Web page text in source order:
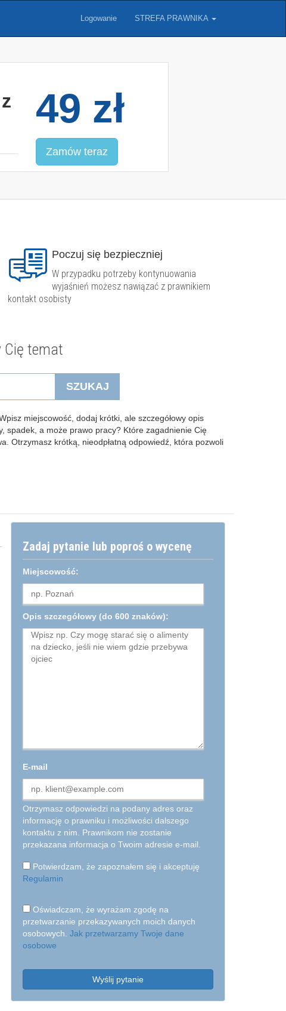
Logowanie STREFA PRAWNIKA
49 zł
Zamów teraz
Poczuj się bezpieczniej
W przypadku potrzeby kontynuowania
wyjaśnień możesz nawiązać z prawnikiem
kontakt osobisty
Cię temat
SZUKAJ
miejscowość, dodaj krótki, ale szczegółowy opis
spadek, a może prawo pracy? Które zagadnienie Cię
Otrzymasz krótką, nieodpłatną odpowiedź, która pozwoli
Zadaj pytanie lub poproś o wycenę
Miejscowość:
Opis szczegółowy (do 600 znaków):
E-mail
Otrzymasz odpowiedzi na podany adres oraz
informację o prawniku i możliwości dalszego
kontaktu z nim. Prawnikom nie zostanie
przekazana informacja o Twoim adresie e-mail.
Potwierdzam, że zapoznałem się i akceptuję
Regulamin
Oświadczam, że wyrażam zgodę na
przetwarzanie przekazywanych moich danych
osobowych. Jak przetwarzamy Twoje dane
osobowe
Wyślij pytanie